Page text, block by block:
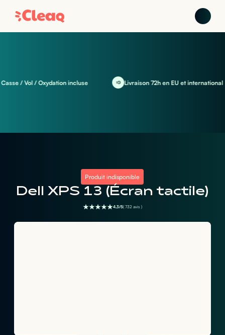
/ Vol / Oxydation incluse Livraison 72h en EU et international
Produit indisponible
Dell XPS 13 (Écran tactile)
4,3/5( 732 avis )